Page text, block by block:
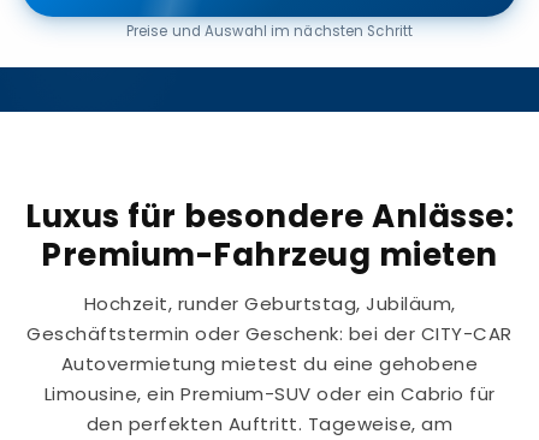
Preise und Auswahl im nächsten Schritt
Luxus für besondere Anlässe:
Premium-Fahrzeug mieten
Hochzeit, runder Geburtstag, Jubiläum,
Geschäftstermin oder Geschenk: bei der CITY-CAR
Autovermietung mietest du eine gehobene
Limousine, ein Premium-SUV oder ein Cabrio für
den perfekten Auftritt. Tageweise, am